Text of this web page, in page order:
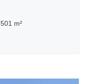
501 m²